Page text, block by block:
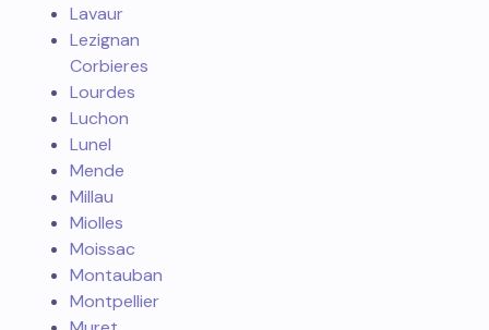
Lavaur
Lezignan
Corbieres
Lourdes
Luchon
Lunel
Mende
Millau
Miolles
Moissac
Montauban
Montpellier